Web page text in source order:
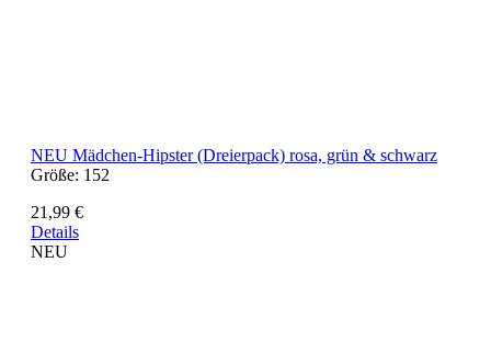
NEU Mädchen-Hipster (Dreierpack) rosa, grün & schwarz
Größe: 152
21,99 €
Details
NEU